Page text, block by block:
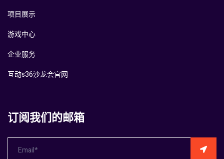
项目展示
游戏中心
企业服务
互动s36沙龙会官网
订阅我们的邮箱